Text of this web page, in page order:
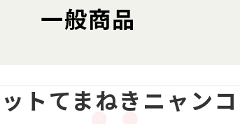
一般商品
トてまねきニャンコ